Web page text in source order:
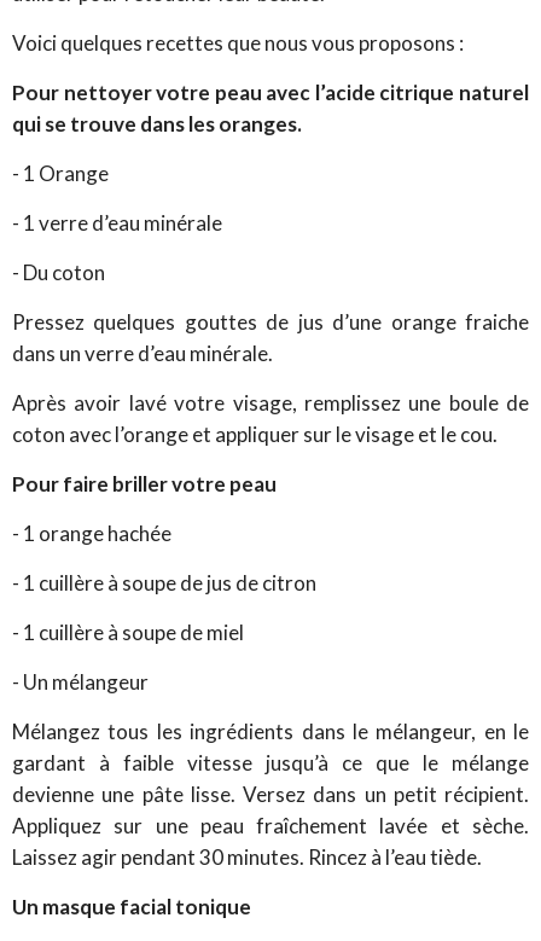
Voici quelques recettes que nous vous proposons :
Pour nettoyer votre peau avec l’acide citrique naturel
qui se trouve dans les oranges.
- 1 Orange
- 1 verre d’eau minérale
- Du coton
Pressez quelques gouttes de jus d’une orange fraiche
dans un verre d’eau minérale.
Après avoir lavé votre visage, remplissez une boule de
coton avec l’orange et appliquer sur le visage et le cou.
Pour faire briller votre peau
- 1 orange hachée
- 1 cuillère à soupe de jus de citron
- 1 cuillère à soupe de miel
- Un mélangeur
Mélangez tous les ingrédients dans le mélangeur, en le
gardant à faible vitesse jusqu’à ce que le mélange
devienne une pâte lisse. Versez dans un petit récipient.
Appliquez sur une peau fraîchement lavée et sèche.
Laissez agir pendant 30 minutes. Rincez à l’eau tiède.
Un masque facial tonique